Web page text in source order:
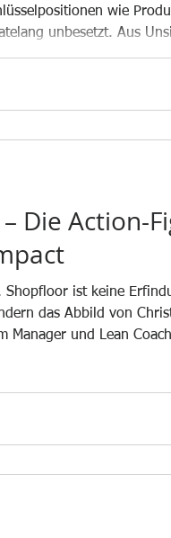
wie
unbesetzt. Aus
Managern. Und
– Die Action-
Shopfloor ist keine
das Abbild von
Manager und Lean